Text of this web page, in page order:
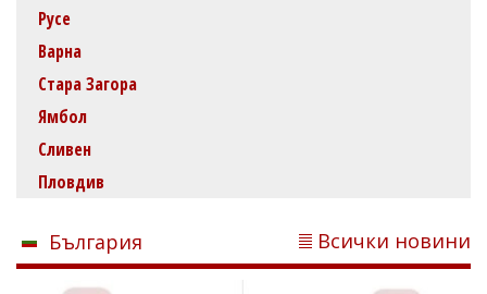
Русе
Варна
Стара Загора
Ямбол
Сливен
Пловдив
България Всички новини